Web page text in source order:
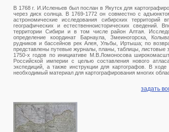
В 1768 г. И.Исленьев был послан в Якутск для
через диск солнца. В 1769-1772 он совместно с
астрономические исследования сибирских
географических и естественноисторических сведений.
территории Сибири и в том числе район Алтая.
определение координат Барнаула, Змеиногорска,
рудников и бассейнов рек Алея, Ульбы, Иртыша; по
представлены путевые журналы, планы, таблицы, листовые
1750-х годов по инициативе М.В.Ломоносова
Российской империи с целью составления нового
экспедиций, а также инструкции для картографов. В
необходимый материал для картографирования многих
задать